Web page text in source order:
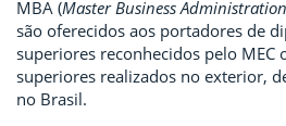
MBA (Master Business Administration
são oferecidos aos portadores de
superiores reconhecidos pelo MEC
superiores realizados no exterior,
no Brasil.